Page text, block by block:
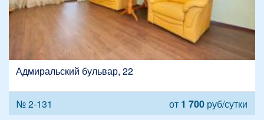
Адмиральский бульвар, 22
№ 2-131 от 1 700 руб/сутки